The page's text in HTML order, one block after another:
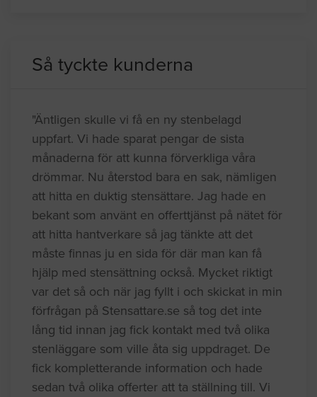
Så tyckte kunderna
"Äntligen skulle vi få en ny stenbelagd
uppfart. Vi hade sparat pengar de sista
månaderna för att kunna förverkliga våra
drömmar. Nu återstod bara en sak, nämligen
att hitta en duktig stensättare. Jag hade en
bekant som använt en offerttjänst på nätet för
att hitta hantverkare så jag tänkte att det
måste finnas ju en sida för där man kan få
hjälp med stensättning också. Mycket riktigt
var det så och när jag fyllt i och skickat in min
förfrågan på Stensattare.se så tog det inte
lång tid innan jag fick kontakt med två olika
stenläggare som ville åta sig uppdraget. De
fick kompletterande information och hade
sedan två olika offerter att ta ställning till. Vi